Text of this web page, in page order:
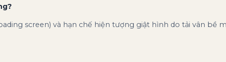
screen) và hạn chế hiện tượng giật hình do tải vân bề